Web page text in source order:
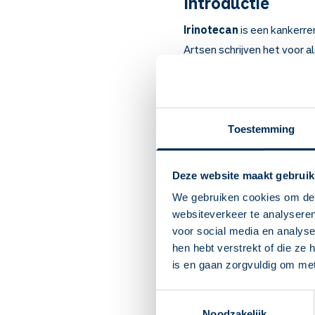
Toestemming
Deze website maakt
We gebruiken cookies om
websiteverkeer te
voor social media en
hen hebt verstrekt of die ze
is en gaan zorgvuldig om
Irinotecanis een
Artsen schrijven het voor
Belangrijk om
Irinotecan remt kanker.
U krijgt het infuus in
Bijwerkingen die u
dagen ("late diarree").
Na enkele weken:
zwak gevoel en
Vraag advies wat u